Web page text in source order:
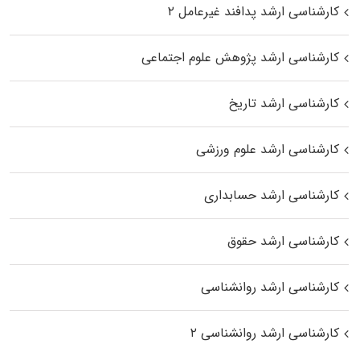
کارشناسی ارشد پدافند غیرعامل ۲
کارشناسی ارشد پژوهش علوم اجتماعی
کارشناسی ارشد تاریخ
کارشناسی ارشد علوم ورزشی
کارشناسی ارشد حسابداری
کارشناسی ارشد حقوق
کارشناسی ارشد روانشناسی
کارشناسی ارشد روانشناسی ۲